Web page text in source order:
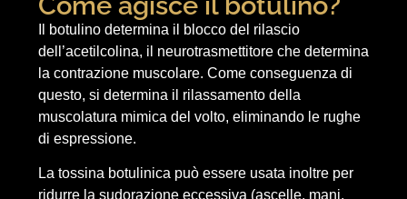
Il botulino determina il blocco del rilascio
dell’acetilcolina, il neurotrasmettitore che determina
la contrazione muscolare. Come conseguenza di
questo, si determina il rilassamento della
muscolatura mimica del volto, eliminando le rughe
di espressione.
La tossina botulinica può essere usata inoltre per
ridurre la sudorazione eccessiva (ascelle, mani,